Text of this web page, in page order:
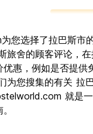
您选择了拉巴斯市
旅舍的顾客评论，
惠，例如是否提供
为您搜集的有关 拉
就是